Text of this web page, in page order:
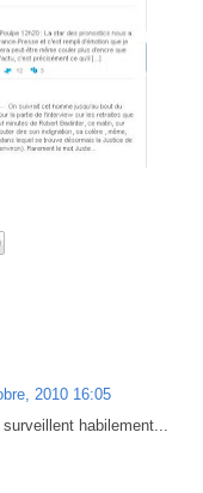
2010 16:05
habilement...